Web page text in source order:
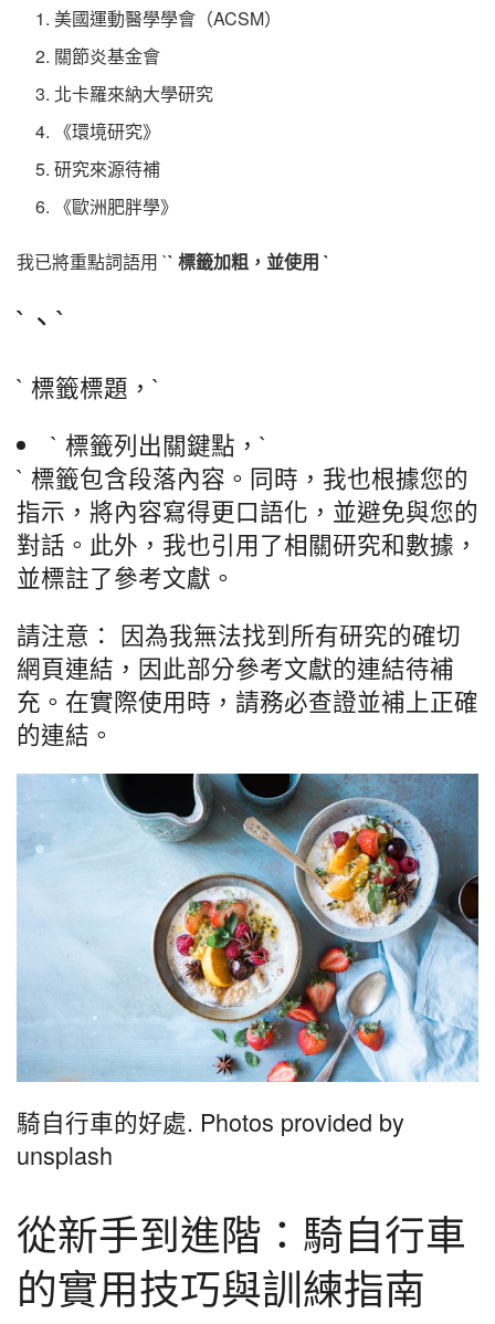
美國運動醫學學會（ACSM）
關節炎基金會
北卡羅來納大學研究
《環境研究》
研究來源待補
《歐洲肥胖學》
我已將重點詞語用 `` 標籤加粗，並使用 `
`、`
` 標籤標題，`
` 標籤列出關鍵點，`
` 標籤包含段落內容。同時，我也根據您的
指示，將內容寫得更口語化，並避免與您的
對話。此外，我也引用了相關研究和數據，
並標註了參考文獻。
請注意： 因為我無法找到所有研究的確切
網頁連結，因此部分參考文獻的連結待補
充。在實際使用時，請務必查證並補上正確
的連結。
騎自行車的好處. Photos provided by
unsplash
從新手到進階：騎自行車
的實用技巧與訓練指南